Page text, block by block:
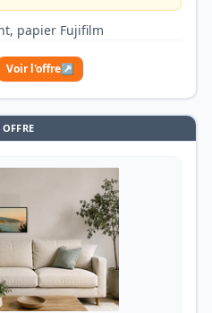
papier Fujifilm
Voir l'offre↗
OFFRE